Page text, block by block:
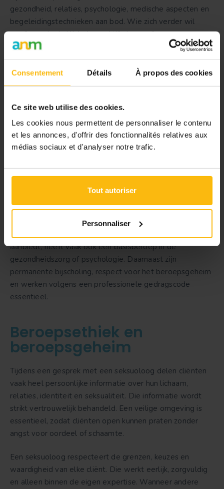
Consentement Détails À propos des cookies
Ce site web utilise des cookies.
Les cookies nous permettent de personnaliser le contenu
et les annonces, d'offrir des fonctionnalités relatives aux
médias sociaux et d'analyser notre trafic.
Tout autoriser
Personnaliser
gezondheid, relaties, psychologie, medische aspecten en
begeleidingstechnieken aan bod. Wie zich verder wil
verdiepen in de klinische praktijk, kan nadien nog een
aanvullende opleiding of vervolmakingsprogramma
volgen.
seksuoloog te werken in
België
De titel van seksuoloog is in België niet wettelijk
gespecialiseerde vorming is daarom extra belangrijk: die
begeleidingsvaardigheden beschikt.
Wie als klinisch seksuoloog therapeutische begeleiding
aanbiedt, heeft vaak ook een basisberoep in de
gezondheidszorg of psychologie. Daarnaast zijn
permanente bijscholing, respect voor het beroepsgeheim
en werken volgens een professionele gedragscode
essentieel.
Beroepsethiek en
beroepsgeheim
Tijdens een gesprek met een seksuoloog delen cliënten
vaak heel persoonlijke informatie over hun lichaam,
relaties, identiteit en seksualiteit. Die informatie wordt
strikt vertrouwelijk behandeld. Een veilige omgeving is
essentieel, zodat cliënten open kunnen praten zonder
angst voor oordeel of schaamte.
Een seksuoloog respecteert de grenzen, keuzes en
waardigheid van elke cliënt. Die werkt eerlijk, zorgvuldig
en alleen binnen de eigen expertise. Wanneer andere